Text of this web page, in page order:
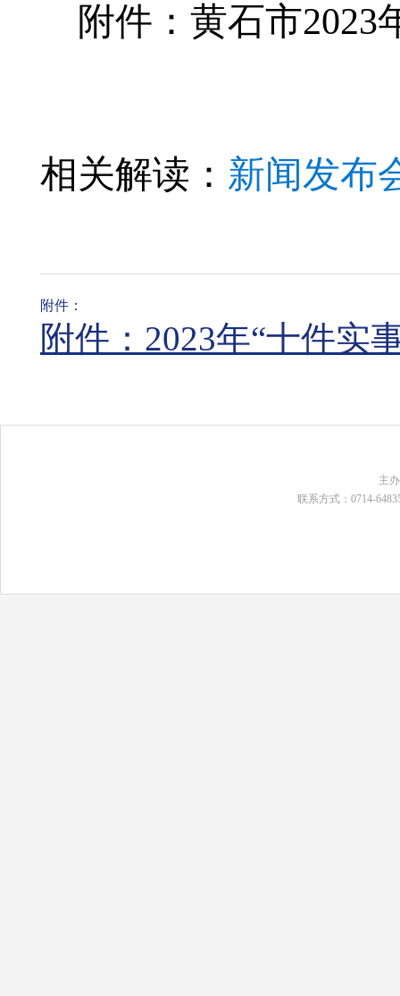
附件：黄石市2023
相关解读： 新闻发布
附件：
附件：2023年“十件实
主
联系方式：0714-